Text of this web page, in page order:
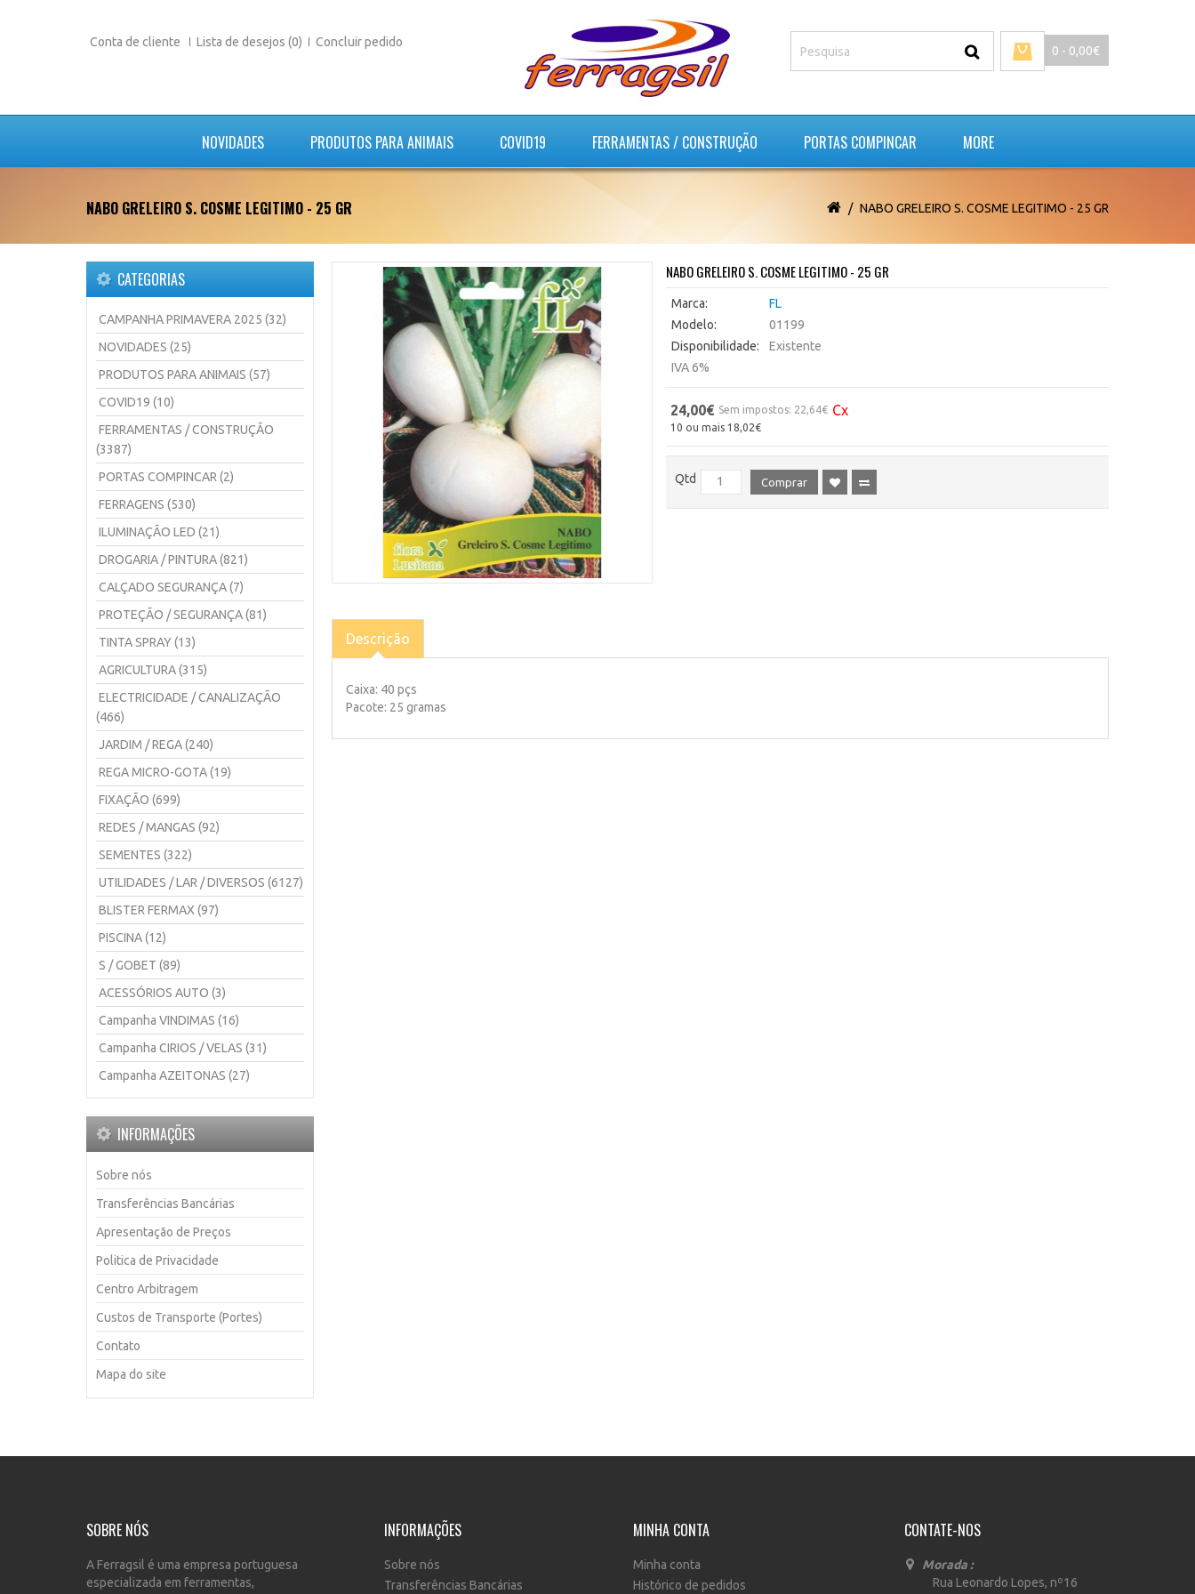
Conta de cliente Lista de desejos (0) Concluir pedido
0 - 0,00€
NOVIDADES PRODUTOS PARA ANIMAIS COVID19 FERRAMENTAS / CONSTRUÇÃO PORTAS COMPINCAR MORE
NABO GRELEIRO S. COSME LEGITIMO - 25 GR NABO GRELEIRO S. COSME LEGITIMO - 25 GR
CATEGORIAS
CAMPANHA PRIMAVERA 2025 (32)
NOVIDADES (25)
PRODUTOS PARA ANIMAIS (57)
COVID19 (10)
FERRAMENTAS / CONSTRUÇÃO
(3387)
PORTAS COMPINCAR (2)
FERRAGENS (530)
ILUMINAÇÃO LED (21)
DROGARIA / PINTURA (821)
CALÇADO SEGURANÇA (7)
PROTEÇÃO / SEGURANÇA (81)
TINTA SPRAY (13)
AGRICULTURA (315)
ELECTRICIDADE / CANALIZAÇÃO
(466)
JARDIM / REGA (240)
REGA MICRO-GOTA (19)
FIXAÇÃO (699)
REDES / MANGAS (92)
SEMENTES (322)
UTILIDADES / LAR / DIVERSOS (6127)
BLISTER FERMAX (97)
PISCINA (12)
S / GOBET (89)
ACESSÓRIOS AUTO (3)
Campanha VINDIMAS (16)
Campanha CIRIOS / VELAS (31)
Campanha AZEITONAS (27)
INFORMAÇÕES
Sobre nós
Transferências Bancárias
Apresentação de Preços
Politica de Privacidade
Centro Arbitragem
Custos de Transporte (Portes)
Contato
Mapa do site
NABO GRELEIRO S. COSME LEGITIMO - 25 GR
Marca:
FL
Modelo:
01199
Disponibilidade:
Existente
IVA 6%
24,00€ Sem impostos: 22,64€ Cx
10 ou mais 18,02€
Qtd Comprar
Descrição
Caixa: 40 pçs
Pacote: 25 gramas
SOBRE NÓS
A Ferragsil é uma empresa portuguesa
especializada em ferramentas,
INFORMAÇÕES
Sobre nós
Transferências Bancárias
MINHA CONTA
Minha conta
Histórico de pedidos
CONTATE-NOS
Morada :
Rua Leonardo Lopes, nº16